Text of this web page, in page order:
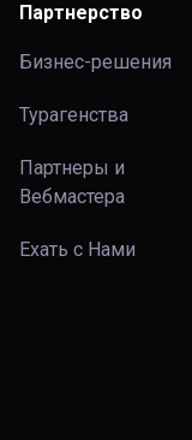
Партнерство
Бизнес-решения
Турагенства
Партнеры и
Вебмастера
Ехать с Нами